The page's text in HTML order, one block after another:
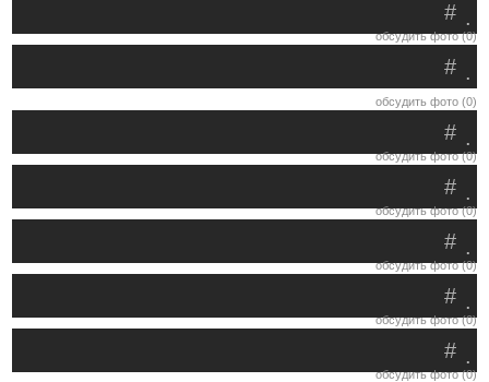
.
#
обсудить фото (0)
.
#
обсудить фото (0)
.
#
обсудить фото (0)
.
#
обсудить фото (0)
.
#
обсудить фото (0)
.
#
обсудить фото (0)
.
#
обсудить фото (0)